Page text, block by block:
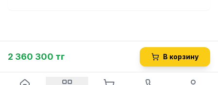
2 360 300 тг В корзину